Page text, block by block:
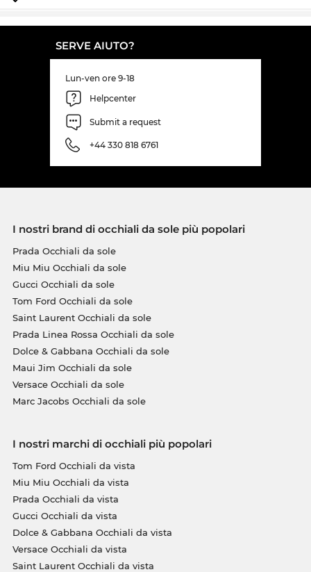
SERVE AIUTO?
Lun-ven ore 9-18
Helpcenter
Submit a request
+44 330 818 6761
I nostri brand di occhiali da sole più popolari
Prada Occhiali da sole
Miu Miu Occhiali da sole
Gucci Occhiali da sole
Tom Ford Occhiali da sole
Saint Laurent Occhiali da sole
Prada Linea Rossa Occhiali da sole
Dolce & Gabbana Occhiali da sole
Maui Jim Occhiali da sole
Versace Occhiali da sole
Marc Jacobs Occhiali da sole
I nostri marchi di occhiali più popolari
Tom Ford Occhiali da vista
Miu Miu Occhiali da vista
Prada Occhiali da vista
Gucci Occhiali da vista
Dolce & Gabbana Occhiali da vista
Versace Occhiali da vista
Saint Laurent Occhiali da vista